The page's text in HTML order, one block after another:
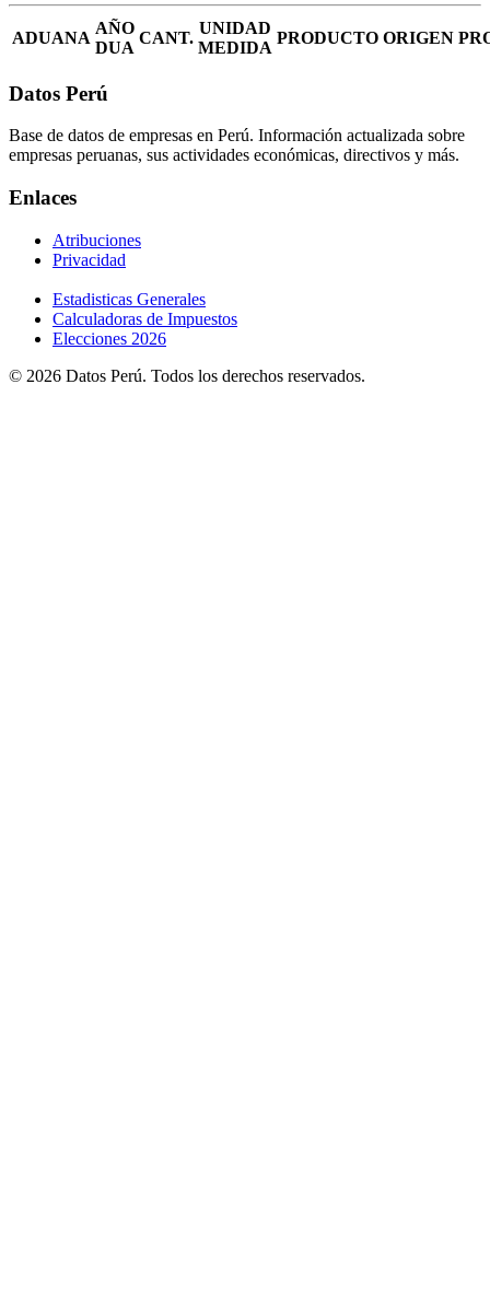
ADUANA
AÑO
DUA
CANT.
UNIDAD
MEDIDA
PRODUCTO ORIGEN
Datos Perú
Base de datos de empresas en Perú. Información actualizada sobre
empresas peruanas, sus actividades económicas, directivos y más.
Enlaces
Atribuciones
Privacidad
Estadisticas Generales
Calculadoras de Impuestos
Elecciones 2026
© 2026 Datos Perú. Todos los derechos reservados.